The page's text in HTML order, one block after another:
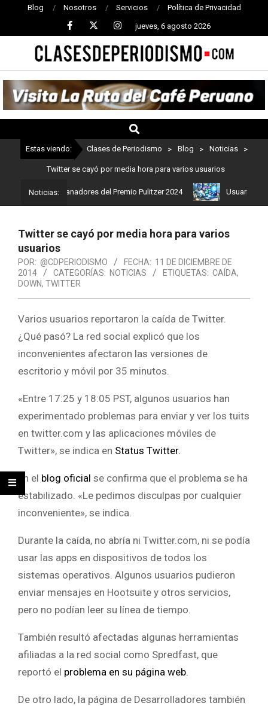
Blog Nosotros Servicios Política de Privacidad
jueves, 6 agosto 2026
CLASES
DE
PERIODISMO
Estas viendo: Clases de Periodismo > Blog > Noticias >
Twitter se cayó por media hora para varios usuarios
Noticias:
son los ganadores del Premio Pulitzer 2024 Usuarios de
Twitter se cayó por media hora para varios
usuarios
POR: @CDPERIODISMO FECHA: 11 DE DICIEMBRE DE
2014
CATEGORÍAS: NOTICIAS ETIQUETAS: CAÍDA,
DOWN, TWITTER
Varios usuarios reportaron la caída de Twitter.
¿Qué pasó? La red social explicó que los
inconvenientes afectaron las versiones de
escritorio y móvil por 35 minutos.
«Entre 17:25 y 18:05 PST, algunos usuarios han
experimentado problemas para enviar y ver los tuits
en twitter.com y las aplicaciones móviles de
Twitter», se indica en Status Twitter.
En el blog oficial se confirma que el problema se ha
estabilizado. «Le pedimos disculpas por cualquier
inconveniente», se indica.
Durante la caída, no abría ni Twitter.com, ni se podía
usar las apps en dispositivos de todos los
sistemas operativos. Algunos usuarios pudieron
enviar mensajes en Hootsuite y otros servicios,
pero no podían leer su línea de tiempo.
También resultó afectadas algunas herramientas
afiliadas a la red social como Spredfast, que
reportó el problema en su página web.
De otro lado, la página de Desarrolladores también